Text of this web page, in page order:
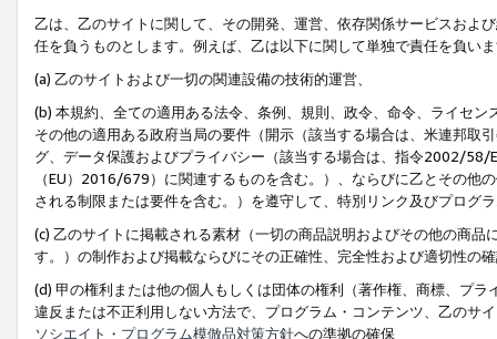
乙は、乙のサイトに関して、その開発、運営、依存関係サービスおよ
任を負うものとします。例えば、乙は以下に関して単独で責任を負い
(a) 乙のサイトおよび一切の関連設備の技術的運営、
(b) 本規約、全ての適用ある法令、条例、規則、政令、命令、ライセ
その他の適用ある政府当局の要件（開示（該当する場合は、米連邦取
グ、データ保護およびプライバシー（該当する場合は、指令2002/58/
（EU）2016/679）に関連するものを含む。）、ならびに乙とその他
される制限または要件を含む。）を遵守して、特別リンク及びプログ
(c) 乙のサイトに掲載される素材（一切の商品説明およびその他の商
す。）の制作および掲載ならびにその正確性、完全性および適切性の
(d) 甲の権利または他の個人もしくは団体の権利（著作権、商標、プ
違反または不正利用しない方法で、プログラム・コンテンツ、乙のサ
ソシエイト・プログラム模倣品対策方針への準拠の確保